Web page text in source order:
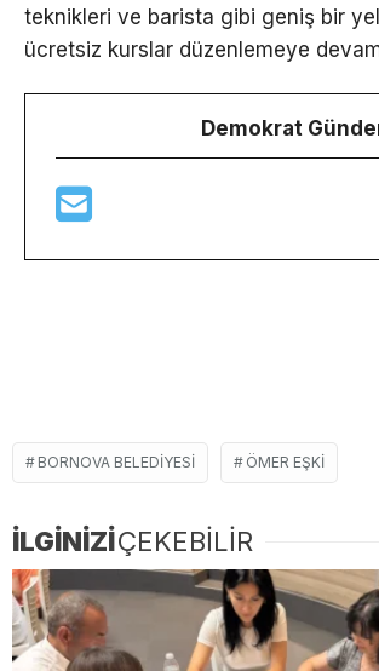
teknikleri ve barista gibi geniş bir
ücretsiz kurslar düzenlemeye
Demokrat
BORNOVA BELEDIYESI ÖMER EŞKI
İLGİNİZİÇEKEBİLİR